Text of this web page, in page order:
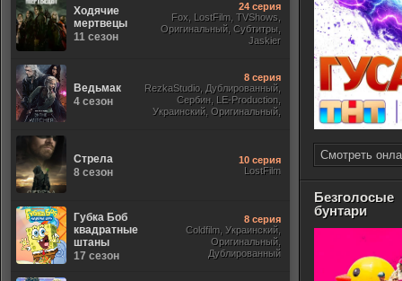
Смотреть
Безголосые
бунтари
Ходячие
мертвецы
11 сезон
24 серия
Fox, LostFilm, TVShows,
Оригинальный, Субтитры,
Jaskier
Ведьмак
4 сезон
8 серия
RezkaStudio, Дублированный,
Сербин, LE-Production,
Украинский, Оригинальный,
Стрела
8 сезон
10 серия
LostFilm
Губка Боб
квадратные
штаны
17 сезон
8 серия
Coldfilm, Украинский,
Оригинальный,
Дублированный